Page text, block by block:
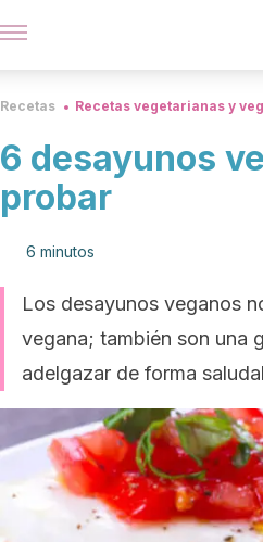
Recetas Recetas vegetarianas y
6 desayunos
probar
6 minutos
Los desayunos veganos
vegana; también son una
adelgazar de forma